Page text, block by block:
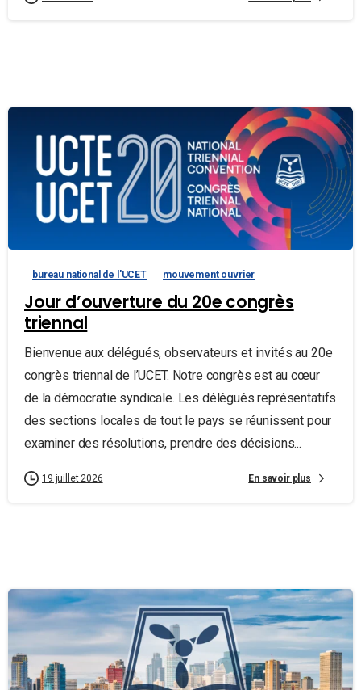
bureau national de l'UCET mouvement ouvrier
Jour d’ouverture du 20e congrès
triennal
Bienvenue aux délégués, observateurs et invités au 20e
congrès triennal de l’UCET. Notre congrès est au cœur
de la démocratie syndicale. Les délégués représentatifs
des sections locales de tout le pays se réunissent pour
examiner des résolutions, prendre des décisions...
19 juillet 2026 En savoir plus